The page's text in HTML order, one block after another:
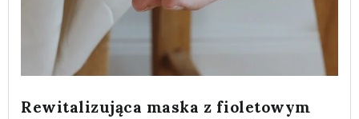
Rewitalizująca maska z fioletowym